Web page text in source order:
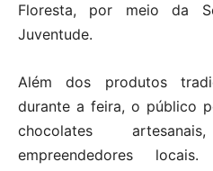
Floresta, por meio da
Juventude.
Além dos produtos
durante a feira, o público
chocolates
empreendedores